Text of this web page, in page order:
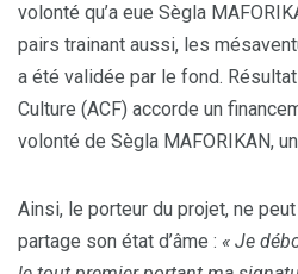
volonté qu’a eue Sègla
pairs trainant aussi, les
a été validée par le fond.
Culture (ACF) accorde un
volonté de Sègla MAFORIKAN,
Ainsi, le porteur du projet, ne peut
partage son état d’âme : « Je